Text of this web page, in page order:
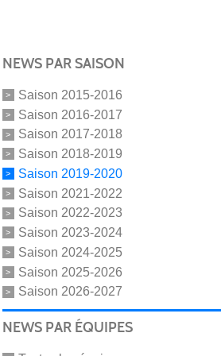
NEWS PAR SAISON
Saison 2015-2016
Saison 2016-2017
Saison 2017-2018
Saison 2018-2019
Saison 2019-2020
Saison 2021-2022
Saison 2022-2023
Saison 2023-2024
Saison 2024-2025
Saison 2025-2026
Saison 2026-2027
NEWS PAR ÉQUIPES